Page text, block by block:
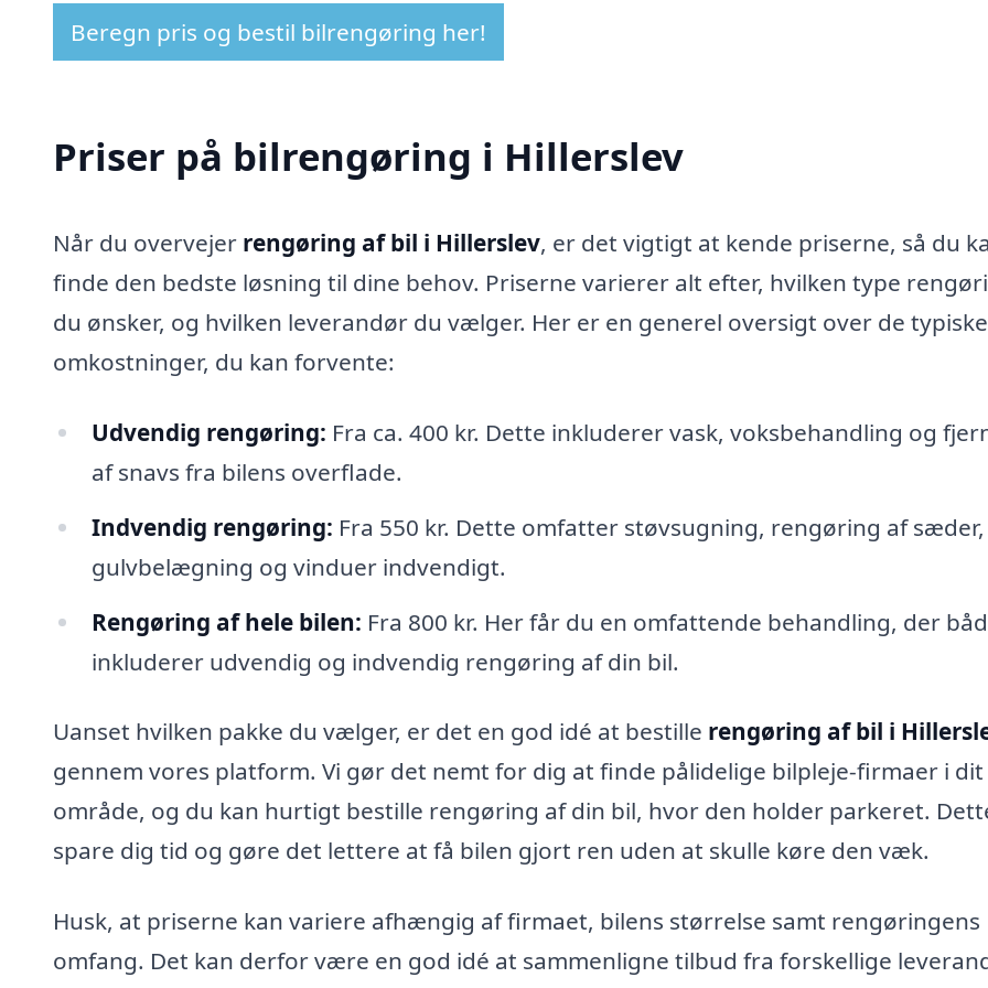
Beregn pris og bestil bilrengøring her!
Priser på bilrengøring i Hillerslev
Når du overvejer rengøring af bil i Hillerslev, er det vigtigt at kende priserne, så du
finde den bedste løsning til dine behov. Priserne varierer alt efter, hvilken type
du ønsker, og hvilken leverandør du vælger. Her er en generel oversigt over de typiske
omkostninger, du kan forvente:
Udvendig rengøring: Fra ca. 400 kr. Dette inkluderer vask, voksbehandling og
af snavs fra bilens overflade.
Indvendig rengøring: Fra 550 kr. Dette omfatter støvsugning, rengøring af sæder,
gulvbelægning og vinduer indvendigt.
Rengøring af hele bilen: Fra 800 kr. Her får du en omfattende behandling, der
inkluderer udvendig og indvendig rengøring af din bil.
Uanset hvilken pakke du vælger, er det en god idé at bestille rengøring af bil i
gennem vores platform. Vi gør det nemt for dig at finde pålidelige bilpleje-firmaer i dit
område, og du kan hurtigt bestille rengøring af din bil, hvor den holder parkeret.
spare dig tid og gøre det lettere at få bilen gjort ren uden at skulle køre den væk.
Husk, at priserne kan variere afhængig af firmaet, bilens størrelse samt rengøringens
omfang. Det kan derfor være en god idé at sammenligne tilbud fra forskellige